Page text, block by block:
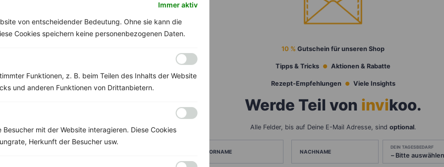
Immer aktiv
von entscheidender Bedeutung. Ohne sie kann die
Cookies speichern keine personenbezogenen Daten.
Funktionen, z. B. beim Teilen des Inhalts der Website
und anderen Funktionen von Drittanbietern.
mit der Website interagieren. Diese Cookies
Herkunft der Besucher usw.
10 % Gutschein für unseren Shop
Tipps & Tricks Aktionen & Rabatte
Rezept-Empfehlungen Viele Insights
Werde Teil von invikoo.
Alle Felder, bis auf Deine E-Mail Adresse, sind optional.
VORNAME NACHNAME
DEIN TAGESBEDARF